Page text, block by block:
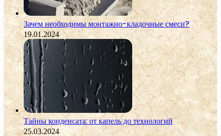
Зачем необходимы монтажно-кладочные смеси?
19.01.2024
Тайны конденсата: от капель до технологий
25.03.2024